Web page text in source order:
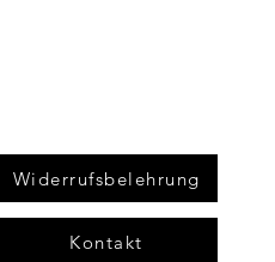
Widerrufsbelehrung
Kontakt